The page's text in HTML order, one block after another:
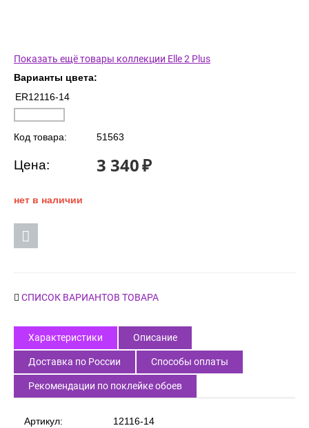
Показать ещё товары коллекции Elle 2 Plus
Варианты цвета:
ER12116-14
Код товара: 51563
Цена: 3 340₽
нет в наличии
СПИСОК ВАРИАНТОВ ТОВАРА
Характеристики Описание
Доставка по России Способы оплаты
Рекомендации по поклейке обоев
Артикул: 12116-14